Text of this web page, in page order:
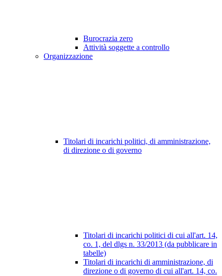
Burocrazia zero
Attività soggette a controllo
Organizzazione
Titolari di incarichi politici, di amministrazione,
di direzione o di governo
Titolari di incarichi politici di cui all'art. 14,
co. 1, del dlgs n. 33/2013 (da pubblicare in
tabelle)
Titolari di incarichi di amministrazione, di
direzione o di governo di cui all'art. 14, co.